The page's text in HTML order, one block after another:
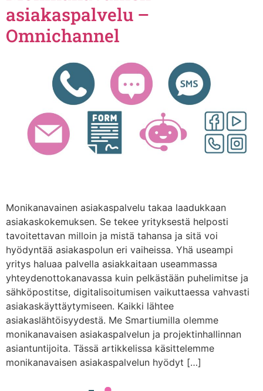
asiakaspalvelu –
Omnichannel
Monikanavainen asiakaspalvelu takaa laadukkaan
asiakaskokemuksen. Se tekee yrityksestä helposti
tavoitettavan milloin ja mistä tahansa ja sitä voi
hyödyntää asiakaspolun eri vaiheissa. Yhä useampi
yritys haluaa palvella asiakkaitaan useammassa
yhteydenottokanavassa kuin pelkästään puhelimitse ja
sähköpostitse, digitalisoitumisen vaikuttaessa vahvasti
asiakaskäyttäytymiseen. Kaikki lähtee
asiakaslähtöisyydestä. Me Smartiumilla olemme
monikanavaisen asiakaspalvelun ja projektinhallinnan
asiantuntijoita. Tässä artikkelissa käsittelemme
monikanavaisen asiakaspalvelun hyödyt […]